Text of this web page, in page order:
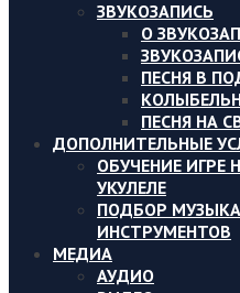
ЗВУКОЗАПИСЬ
О
ПЕСНЯ В
ПЕСНЯ НА
ДОПОЛНИТЕЛЬНЫЕ
ОБУЧЕНИЕ ИГРЕ
УКУЛЕЛЕ
ПОДБОР
ИНСТРУМЕНТОВ
МЕДИА
АУДИО